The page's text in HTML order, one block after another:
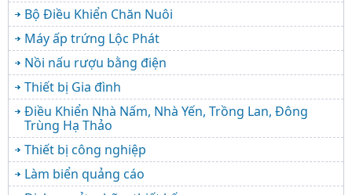
Bộ Điều Khiển Chăn Nuôi
Máy ấp trứng Lộc Phát
Nồi nấu rượu bằng điện
Thiết bị Gia đình
Điều Khiển Nhà Nấm, Nhà Yến, Trồng Lan, Đông
Trùng Hạ Thảo
Thiết bị công nghiệp
Làm biển quảng cáo